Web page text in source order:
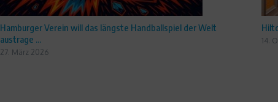
Hamburger Verein will das längste Handballspiel der Welt
austrage ...
27. März 2026
14.